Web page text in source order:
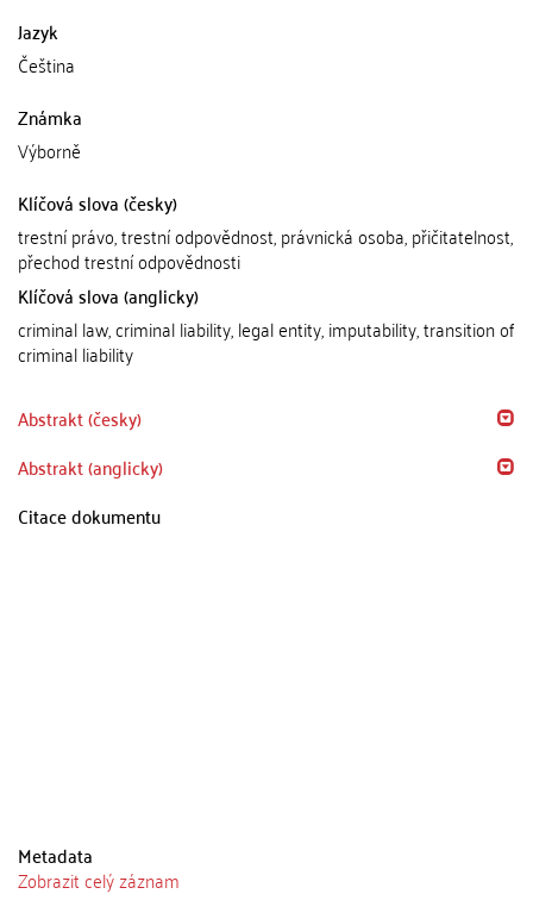
Jazyk
Čeština
Známka
Výborně
Klíčová slova (česky)
trestní právo, trestní odpovědnost, právnická osoba, přičitatelnost,
přechod trestní odpovědnosti
Klíčová slova (anglicky)
criminal law, criminal liability, legal entity, imputability, transition of
criminal liability
Abstrakt (česky)
Abstrakt (anglicky)
Citace dokumentu
Metadata
Zobrazit celý záznam